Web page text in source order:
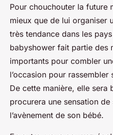
Pour chouchouter la future
mieux que de lui organiser
très tendance dans les
babyshower fait partie des
importants pour combler
l’occasion pour rassembler
De cette manière, elle sera
procurera une sensation de
l’avènement de son bébé.